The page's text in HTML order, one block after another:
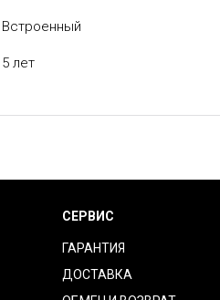
Встроенный
5 лет
СЕРВИС
ГАРАНТИЯ
ДОСТАВКА